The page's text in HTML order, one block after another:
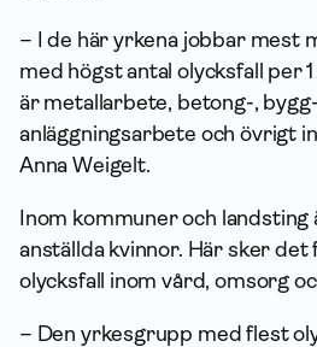
– I de här yrkena jobbar mest
med högst antal olycksfall per
är metallarbete, betong-,
anläggningsarbete och övrigt
Anna Weigelt.
Inom kommuner och
anställda kvinnor. Här sker det
olycksfall inom vård, omsorg
– Den yrkesgrupp med flest